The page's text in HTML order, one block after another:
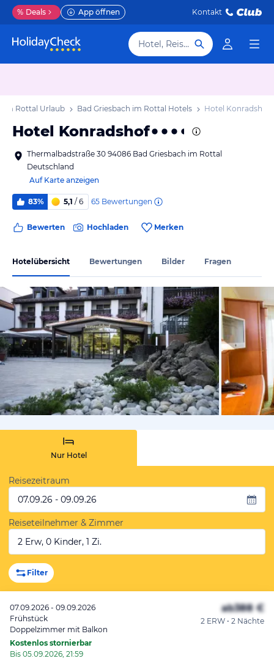
% Deals App öffnen Kontakt
Hotel, Reiseziel
im Rottal Urlaub Bad Griesbach im Rottal Hotels Hotel Konradshof
Hotel Konradshof
Thermalbadstraße 30 94086 Bad Griesbach im Rottal
Deutschland
Auf Karte anzeigen
83% 5,1 / 6 65 Bewertungen
Bewerten Hochladen Merken
Hotelübersicht Bewertungen Bilder Fragen
vom
Nur Hotel
Reisezeitraum
07.09.26 - 09.09.26
Reiseteilnehmer & Zimmer
2 Erw, 0 Kinder, 1 Zi.
Filter
07.09.2026 - 09.09.2026
Frühstück
Doppelzimmer mit Balkon
Kostenlos stornierbar
Bis 05.09.2026, 21:59
ab388 €
2 ERW • 2 Nächte